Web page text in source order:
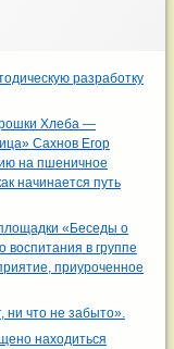
разработку
Хлеба —
Сахнов Егор
на пшеничное
начинается путь
«Беседы о
воспитания в группе
приуроченное
ни что не забыто».
находиться